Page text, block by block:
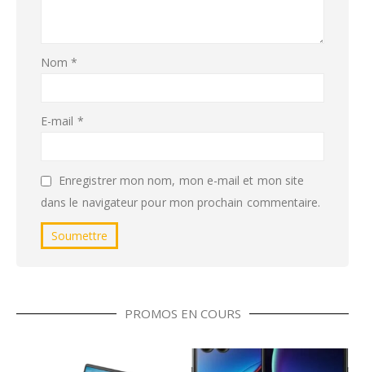
Nom*
E-mail *
Enregistrer mon nom, mon e-mail et mon site
dans le navigateur pour mon prochain commentaire.
PROMOS EN COURS